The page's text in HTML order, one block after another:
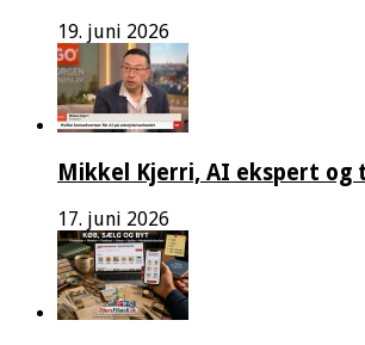
19. juni 2026
Mikkel Kjerri, AI ekspert og
17. juni 2026